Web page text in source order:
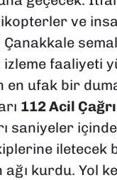
ve
faaliyeti
en ufak bir
112 Acil
saniyeler
iletecek
kurdu. Yol